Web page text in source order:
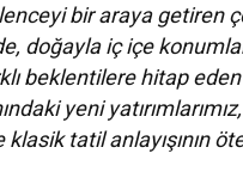
bir araya getiren
doğayla iç içe
beklentilere hitap
yeni yatırımlarımız,
tatil anlayışının